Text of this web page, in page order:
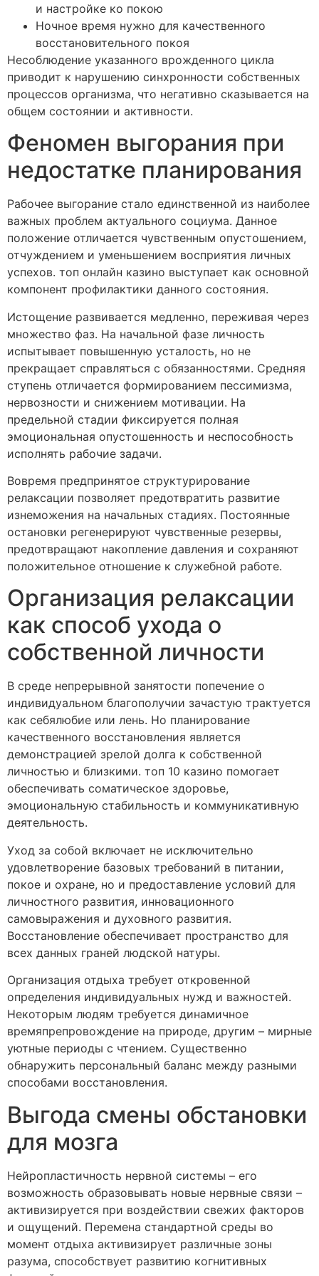
и настройке ко покою
Ночное время нужно для качественного
восстановительного покоя
Несоблюдение указанного врожденного цикла
приводит к нарушению синхронности собственных
процессов организма, что негативно сказывается на
общем состоянии и активности.
Феномен выгорания при
недостатке планирования
Рабочее выгорание стало единственной из наиболее
важных проблем актуального социума. Данное
положение отличается чувственным опустошением,
отчуждением и уменьшением восприятия личных
успехов. топ онлайн казино выступает как основной
компонент профилактики данного состояния.
Истощение развивается медленно, переживая через
множество фаз. На начальной фазе личность
испытывает повышенную усталость, но не
прекращает справляться с обязанностями. Средняя
ступень отличается формированием пессимизма,
нервозности и снижением мотивации. На
предельной стадии фиксируется полная
эмоциональная опустошенность и неспособность
исполнять рабочие задачи.
Вовремя предпринятое структурирование
релаксации позволяет предотвратить развитие
изнеможения на начальных стадиях. Постоянные
остановки регенерируют чувственные резервы,
предотвращают накопление давления и сохраняют
положительное отношение к служебной работе.
Организация релаксации
как способ ухода о
собственной личности
В среде непрерывной занятости попечение о
индивидуальном благополучии зачастую трактуется
как себялюбие или лень. Но планирование
качественного восстановления является
демонстрацией зрелой долга к собственной
личностью и близкими. топ 10 казино помогает
обеспечивать соматическое здоровье,
эмоциональную стабильность и коммуникативную
деятельность.
Уход за собой включает не исключительно
удовлетворение базовых требований в питании,
покое и охране, но и предоставление условий для
личностного развития, инновационного
самовыражения и духовного развития.
Восстановление обеспечивает пространство для
всех данных граней людской натуры.
Организация отдыха требует откровенной
определения индивидуальных нужд и важностей.
Некоторым людям требуется динамичное
времяпрепровождение на природе, другим – мирные
уютные периоды с чтением. Существенно
обнаружить персональный баланс между разными
способами восстановления.
Выгода смены обстановки
для мозга
Нейропластичность нервной системы – его
возможность образовывать новые нервные связи –
активизируется при воздействии свежих факторов
и ощущений. Перемена стандартной среды во
момент отдыха активизирует различные зоны
разума, способствует развитию когнитивных